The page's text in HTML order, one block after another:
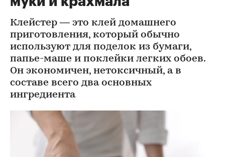
Клейстер — это клей домашнего
приготовления, который обычно
используют для поделок из бумаги,
папье-маше и поклейки легких обоев.
Он экономичен, нетоксичный, а в
составе всего два основных
ингредиента